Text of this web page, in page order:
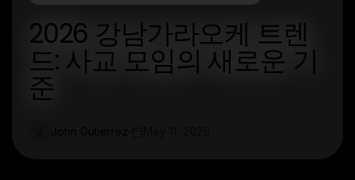
2026 강남가라오케 트렌
드: 사교 모임의 새로운 기
준